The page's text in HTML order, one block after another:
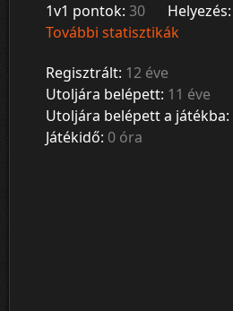
1v1 pontok: 30 Helyezés:
További statisztikák
Regisztrált: 12 éve
Utoljára belépett: 11 éve
Utoljára belépett a játékba:
Játékidő: 0 óra